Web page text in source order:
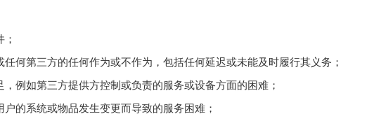
任何第三方的任何作为或不作为，包括任何延迟或未能及时履行其义务；
，例如第三方提供方控制或负责的服务或设备方面的困难；
户的系统或物品发生变更而导致的服务困难；